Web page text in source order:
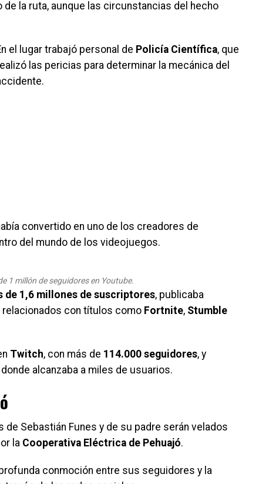
la ruta, aunque las circunstancias del hecho
el lugar trabajó personal de Policía Científica, que
las pericias para determinar la mecánica del
convertido en uno de los creadores de
del mundo de los videojuegos.
1 millón de seguidores en Youtube.
de 1,6 millones de suscriptores, publicaba
con títulos como Fortnite, Stumble
Twitch, con más de 114.000 seguidores, y
donde alcanzaba a miles de usuarios.
Sebastián Funes y de su padre serán velados
la Cooperativa Eléctrica de Pehuajó.
conmoción entre sus seguidores y la